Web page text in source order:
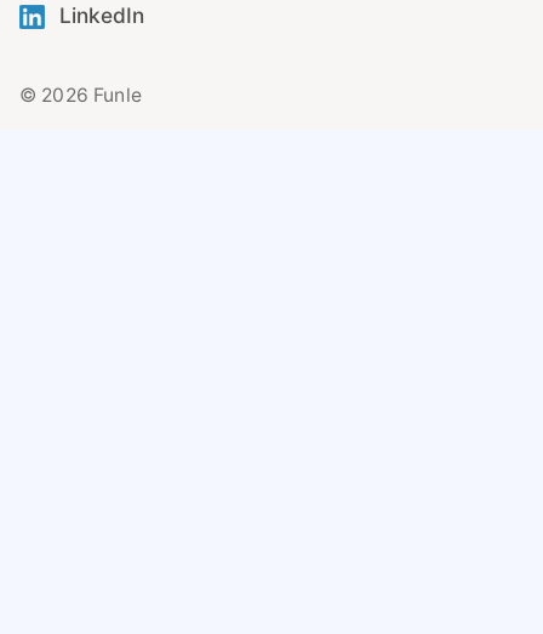
LinkedIn
© 2026 Funle